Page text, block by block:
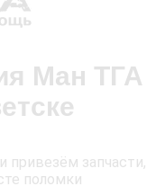
Ман ТГА
привезём запчасти,
поломки